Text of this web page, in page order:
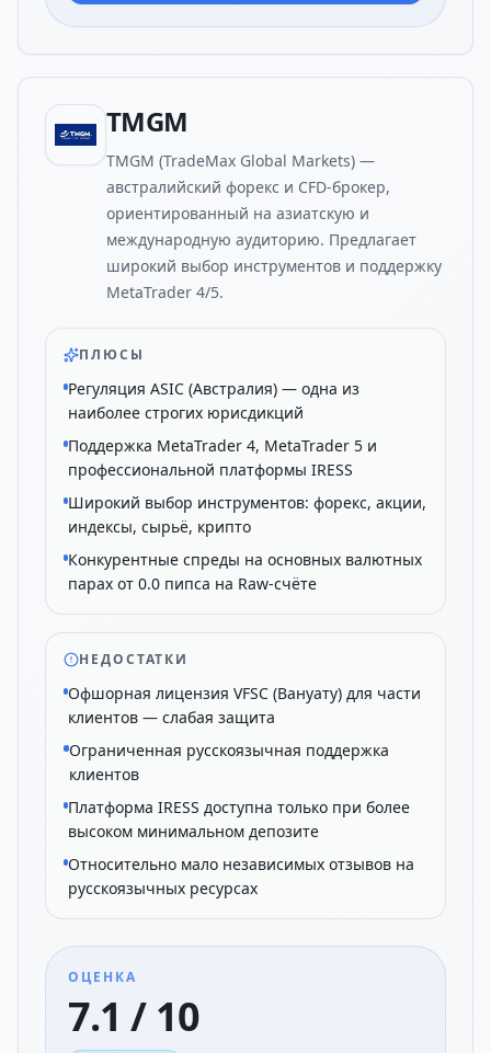
TMGM
TMGM (TradeMax Global Markets) —
австралийский форекс и CFD-брокер,
ориентированный на азиатскую и
международную аудиторию. Предлагает
широкий выбор инструментов и поддержку
MetaTrader 4/5.
ПЛЮСЫ
Регуляция ASIC (Австралия) — одна из
наиболее строгих юрисдикций
Поддержка MetaTrader 4, MetaTrader 5 и
профессиональной платформы IRESS
Широкий выбор инструментов: форекс, акции,
индексы, сырьё, крипто
Конкурентные спреды на основных валютных
парах от 0.0 пипса на Raw-счёте
НЕДОСТАТКИ
Офшорная лицензия VFSC (Вануату) для части
клиентов — слабая защита
Ограниченная русскоязычная поддержка
клиентов
Платформа IRESS доступна только при более
высоком минимальном депозите
Относительно мало независимых отзывов на
русскоязычных ресурсах
ОЦЕНКА
7.1 / 10